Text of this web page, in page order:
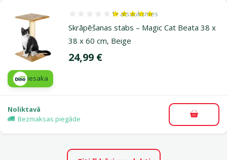
Skrāpēšanas stabs – Magic Cat Beata 38 x
38 x 60 cm, Beige
Atsauksmes 100%, reitingu skaits: 1
1× atsauksmes
Cena
24,99 €
iesaka
Noliktavā
Bezmaksas piegāde